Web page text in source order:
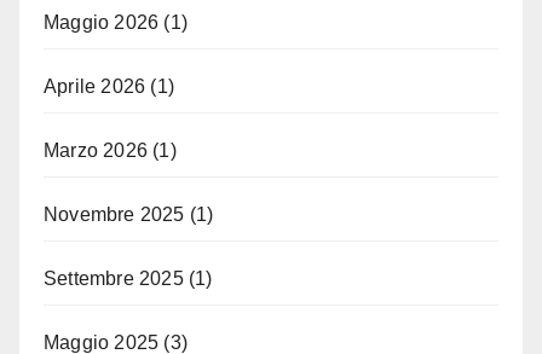
Maggio 2026 (1)
Aprile 2026 (1)
Marzo 2026 (1)
Novembre 2025 (1)
Settembre 2025(1)
Maggio 2025 (3)